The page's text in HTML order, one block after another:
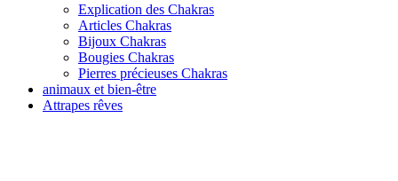
Explication des Chakras
Articles Chakras
Bijoux Chakras
Bougies Chakras
Pierres précieuses Chakras
animaux et bien-être
Attrapes rêves